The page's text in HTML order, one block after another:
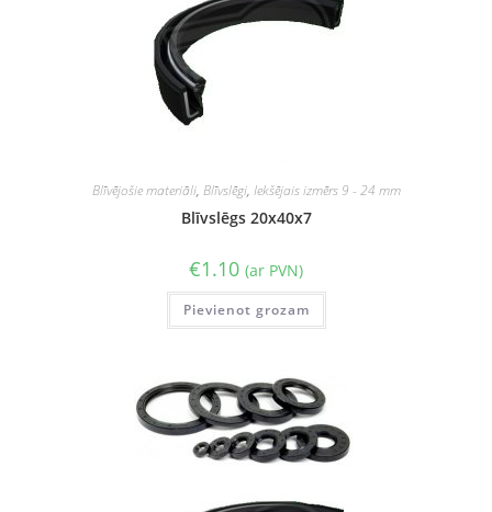
Blīvējošie materiāli, Blīvslēgi, Iekšējais izmērs 9 - 24 mm
Blīvslēgs 20x40x7
€1.10 (ar PVN)
Pievienot grozam